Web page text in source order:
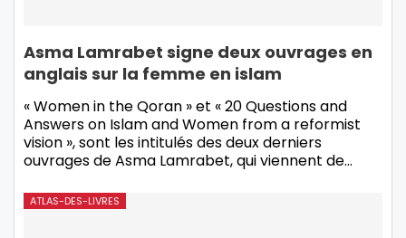
Asma Lamrabet signe deux ouvrages en
anglais sur la femme en islam
« Women in the Qoran » et « 20 Questions and
Answers on Islam and Women from a reformist
vision », sont les intitulés des deux derniers
ouvrages de Asma Lamrabet, qui viennent de…
ATLAS-DES-LIVRES